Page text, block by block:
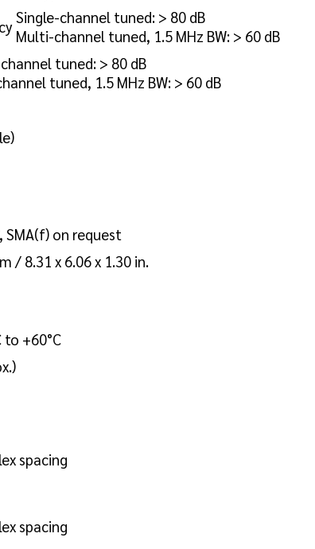
Single-channel tuned: > 80 dB
Multi-channel tuned, 1.5 MHz BW: > 60 dB
tuned: > 80 dB
tuned, 1.5 MHz BW: > 60 dB
SMA(f) on request
/ 8.31 x 6.06 x 1.30 in.
to +60°C
spacing
spacing